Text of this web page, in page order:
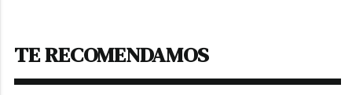
TE RECOMENDAMOS